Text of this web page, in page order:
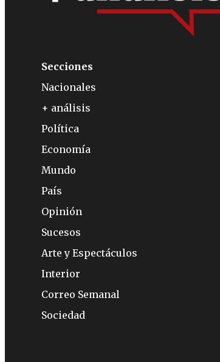
Secciones
Nacionales
+ análisis
Política
Economía
Mundo
País
Opinión
Sucesos
Arte y Espectáculos
Interior
Correo Semanal
Sociedad